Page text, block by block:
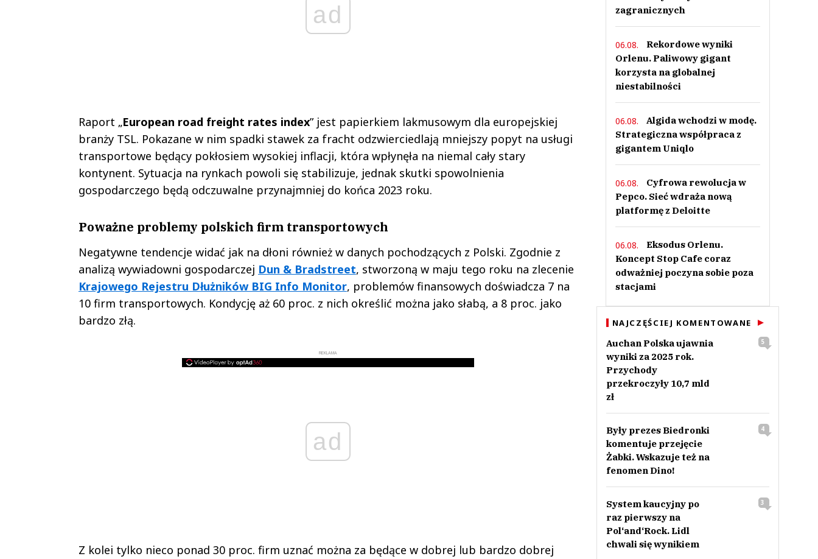
ad
Raport „European road freight rates index” jest papierkiem lakmusowym dla europejskiej
branży TSL. Pokazane w nim spadki stawek za fracht odzwierciedlają mniejszy popyt na usługi
transportowe będący pokłosiem wysokiej inflacji, która wpłynęła na niemal cały stary
kontynent. Sytuacja na rynkach powoli się stabilizuje, jednak skutki spowolnienia
gospodarczego będą odczuwalne przynajmniej do końca 2023 roku.
Poważne problemy polskich firm transportowych
Negatywne tendencje widać jak na dłoni również w danych pochodzących z Polski. Zgodnie z
analizą wywiadowni gospodarczej Dun & Bradstreet, stworzoną w maju tego roku na zlecenie
Krajowego Rejestru Dłużników BIG Info Monitor, problemów finansowych doświadcza 7 na
10 firm transportowych. Kondycję aż 60 proc. z nich określić można jako słabą, a 8 proc. jako
bardzo złą.
REKLAMA
ad
Z kolei tylko nieco ponad 30 proc. firm uznać można za będące w dobrej lub bardzo dobrej
zagranicznych
06.08.
Rekordowe wyniki
Orlenu. Paliwowy gigant
korzysta na globalnej
niestabilności
06.08.
Algida wchodzi w modę.
Strategiczna współpraca z
gigantem Uniqlo
06.08.
Cyfrowa rewolucja w
Pepco. Sieć wdraża nową
platformę z Deloitte
06.08.
Eksodus Orlenu.
Koncept Stop Cafe coraz
odważniej poczyna sobie poza
stacjami
NAJCZĘŚCIEJ KOMENTOWANE
Auchan Polska ujawnia
wyniki za 2025 rok.
Przychody
przekroczyły 10,7 mld
zł
5
Były prezes Biedronki
komentuje przejęcie
Żabki. Wskazuje też na
fenomen Dino!
4
System kaucyjny po
raz pierwszy na
Pol‘and‘Rock. Lidl
chwali się wynikiem
3